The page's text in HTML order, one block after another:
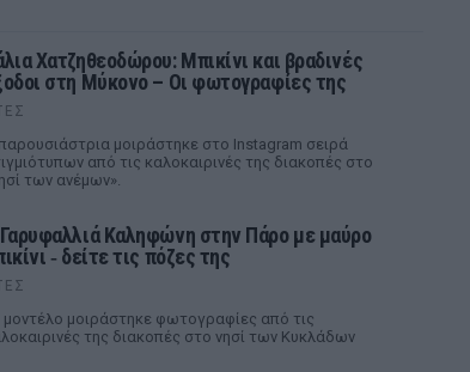
Χατζηθεοδώρου: Μπικίνι και βραδινές
στη Μύκονο – Οι φωτογραφίες της
μοιράστηκε στο Instagram σειρά
από τις καλοκαιρινές της διακοπές στο
των ανέμων».
Καληφώνη στην Πάρο με μαύρο
‑ δείτε τις πόζες της
μοντέλο μοιράστηκε φωτογραφίες από τις
της διακοπές στο νησί των Κυκλάδων